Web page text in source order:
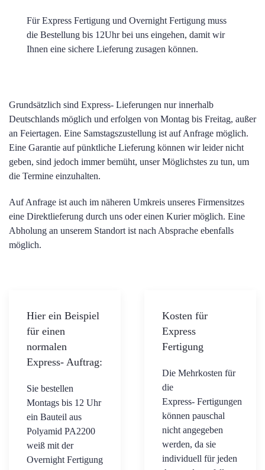
Für Express Fertigung und Overnight Fertigung muss
die Bestellung bis 12Uhr bei uns eingehen, damit wir
Ihnen eine sichere Lieferung zusagen können.
Grundsätzlich sind Express- Lieferungen nur innerhalb
Deutschlands möglich und erfolgen von Montag bis Freitag, außer
an Feiertagen. Eine Samstagszustellung ist auf Anfrage möglich.
Eine Garantie auf pünktliche Lieferung können wir leider nicht
geben, sind jedoch immer bemüht, unser Möglichstes zu tun, um
die Termine einzuhalten.
Auf Anfrage ist auch im näheren Umkreis unseres Firmensitzes
eine Direktlieferung durch uns oder einen Kurier möglich. Eine
Abholung an unserem Standort ist nach Absprache ebenfalls
möglich.
Hier ein Beispiel
für einen
normalen
Express- Auftrag:
Sie bestellen
Montags bis 12 Uhr
ein Bauteil aus
Polyamid PA2200
weiß mit der
Overnight Fertigung
Kosten für
Express
Fertigung
Die Mehrkosten für
die
Express- Fertigungen
können pauschal
nicht angegeben
werden, da sie
individuell für jeden